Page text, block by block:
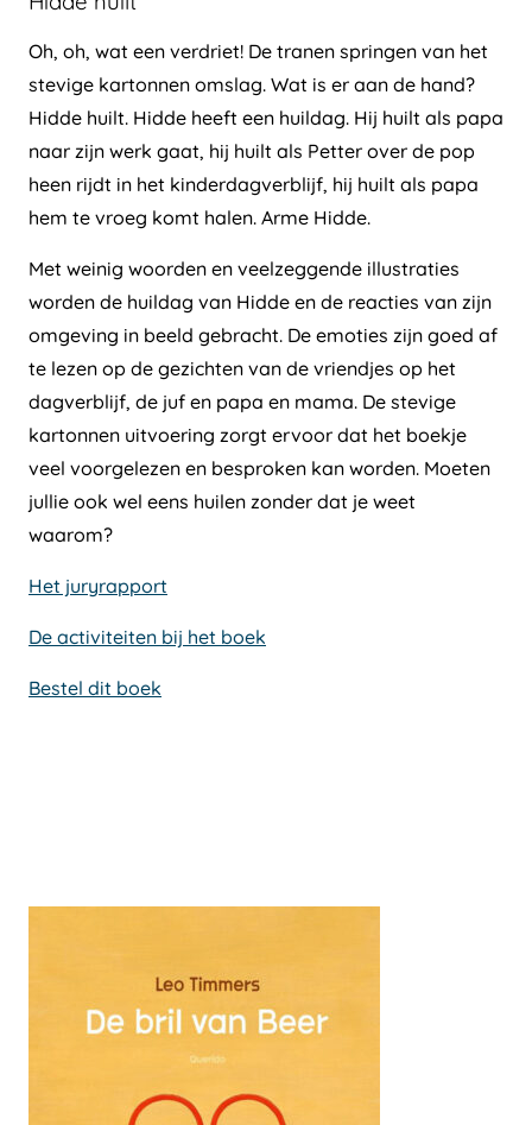
Oh, oh, wat een verdriet! De tranen springen van het
stevige kartonnen omslag. Wat is er aan de hand?
Hidde huilt. Hidde heeft een huildag. Hij huilt als papa
naar zijn werk gaat, hij huilt als Petter over de pop
heen rijdt in het kinderdagverblijf, hij huilt als papa
hem te vroeg komt halen. Arme Hidde.
Met weinig woorden en veelzeggende illustraties
worden de huildag van Hidde en de reacties van zijn
omgeving in beeld gebracht. De emoties zijn goed af
te lezen op de gezichten van de vriendjes op het
dagverblijf, de juf en papa en mama. De stevige
kartonnen uitvoering zorgt ervoor dat het boekje
veel voorgelezen en besproken kan worden. Moeten
jullie ook wel eens huilen zonder dat je weet
waarom?
Het juryrapport
De activiteiten bij het boek
Bestel dit boek